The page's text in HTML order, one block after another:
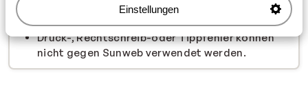
Einstellungen
Die Abbestellung beeinträchtigt nicht die
Teilnahme am Gewinnspiel.
Druck-, Rechtschreib-oder Tippfehler können
nicht gegen Sunweb verwendet werden.